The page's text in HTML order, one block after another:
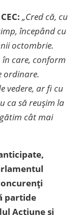
„Cred că, cu
începând cu
octombrie.
în care, conform
ordinare.
vedere, ar fi cu
ca să reușim la
cât mai
partide
Acțiune și